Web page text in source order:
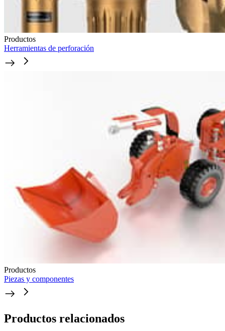
Productos
Herramientas de perforación
Productos
Piezas y componentes
Productos relacionados